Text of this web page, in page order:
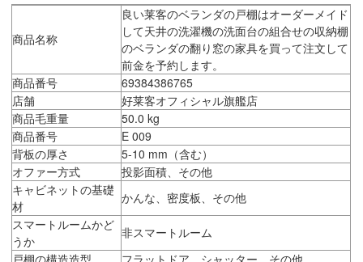
商品名称
良い莱客のベランダの戸棚はオーダーメイド
して天井の洗濯機の洗面台の組合せの収納棚
のベランダの翻り窓の家具を買って注文して
前金を予約します。
商品番号
69384386765
店舗
好莱客オフィシャル旗艦店
商品毛重量
50.0 kg
商品番号
E 009
背板の厚さ
5-10 mm（含む）
オファー方式
投影面積、その他
キャビネットの基礎
材
かんな、密度板、その他
スマートルームかど
うか
非スマートルーム
戸棚の構造造型
フラットドア、シャッター、その他